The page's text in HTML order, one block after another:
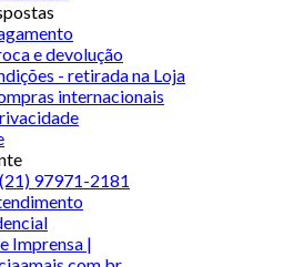
e devolução
- retirada na Loja
internacionais
97971-2181
Imprensa |